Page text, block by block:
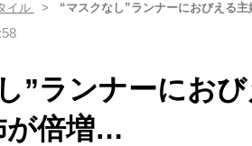
イル “マスクなし”ランナーにおびえる
”ランナーにお
が倍増…